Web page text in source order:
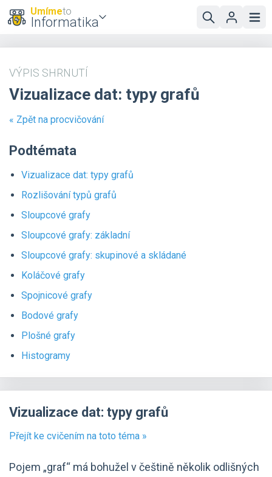
Umímeto
Informatika
VÝPIS SHRNUTÍ
Vizualizace dat: typy grafů
« Zpět na procvičování
Podtémata
Vizualizace dat: typy grafů
Rozlišování typů grafů
Sloupcové grafy
Sloupcové grafy: základní
Sloupcové grafy: skupinové a skládané
Koláčové grafy
Spojnicové grafy
Bodové grafy
Plošné grafy
Histogramy
Vizualizace dat: typy grafů
Přejít ke cvičením na toto téma »
Pojem „graf“ má bohužel v češtině několik odlišných